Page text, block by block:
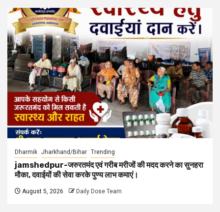
Dharmik Jharkhand/Bihar Trending
jamshedpur-जरुरतमंद एवं गरीब मरीजों की मदद करने का सुनहरा
मौका, दवाईयों की सेवा करके पुण्य लाभ कमाएं।
August 5, 2026 Daily Dose Team